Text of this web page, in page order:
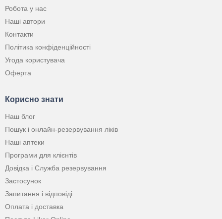
Робота у нас
Наші автори
Контакти
Політика конфіденційності
Угода користувача
Оферта
Корисно знати
Наш блог
Пошук і онлайн-резервування ліків
Наші аптеки
Програми для клієнтів
Довідка і Служба резервування
Застосунок
Запитання і відповіді
Оплата і доставка